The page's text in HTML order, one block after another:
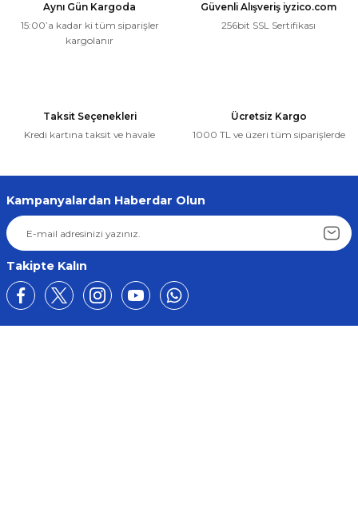
Aynı Gün Kargoda
15:00’a kadar ki tüm siparişler
kargolanır
Güvenli Alışveriş iyzico.com
256bit SSL Sertifikası
Taksit Seçenekleri
Kredi kartına taksit ve havale
Ücretsiz Kargo
1000 TL ve üzeri tüm siparişlerde
Kampanyalardan Haberdar Olun
Takipte Kalın